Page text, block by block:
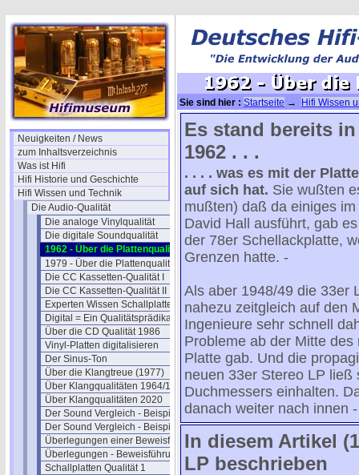
Neuigkeiten / News
zum Inhaltsverzeichnis
Was ist Hifi
Hifi Historie und Geschichte
Hifi Wissen und Technik
Die Audio-Qualität
Die analoge Vinylqualität
Die digitale Soundqualität
1962 - Über die Plattenqualität
1979 - Über die Plattenqualität
Die CC Kassetten-Qualität I
Die CC Kassetten-Qualität II
Experten Wissen Schallplatte
Digital = Ein Qualitätsprädikat ?
Über die CD Qualität 1986
Vinyl-Platten digitalisieren
Der Sinus-Ton
Über die Klangtreue (1977)
Über Klangqualitäten 1964/1976
Über Klangqualitäten 2020
Der Sound Vergleich - Beispiele 1
Der Sound Vergleich - Beispiele 2
Überlegungen einer Beweisführung
Überlegungen - Beweisführung II
Schallplatten Qualität 1
Sie sind hier : Startseite →
Hifi Wissen
Plattenqualität
Es stand bereits
1962 . . .
. . . . was es mit der
auf sich hat. Sie wußten
mußten) daß da einiges
David Hall ausführt, gab
der 78er Schellackplatte,
Grenzen hatte. -
Als aber 1948/49 die 33er
nahezu zeitgleich auf den
Ingenieure sehr schnell
Probleme ab der Mitte
Platte gab. Und die
neuen 33er Stereo LP
Duchmessers einhalten.
danach weiter nach innen
In diesem Artikel
LP beschrieben